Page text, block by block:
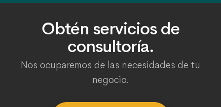
Obtén servicios de
consultoría.
Nos ocuparemos de las necesidades de tu
negocio.